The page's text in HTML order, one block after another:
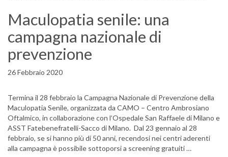
Maculopatia senile: una
campagna nazionale di
prevenzione
26 Febbraio 2020
Termina il 28 febbraio la Campagna Nazionale di Prevenzione della
Maculopatia Senile, organizzata da CAMO – Centro Ambrosiano
Oftalmico, in collaborazione con l’Ospedale San Raffaele di Milano e
ASST Fatebenefratelli-Sacco di Milano. Dal 23 gennaio al 28
febbraio, se si hanno più di 50 anni, recendosi nei centri aderenti
alla campagna è possibile sottoporsi a screening gratuiti …